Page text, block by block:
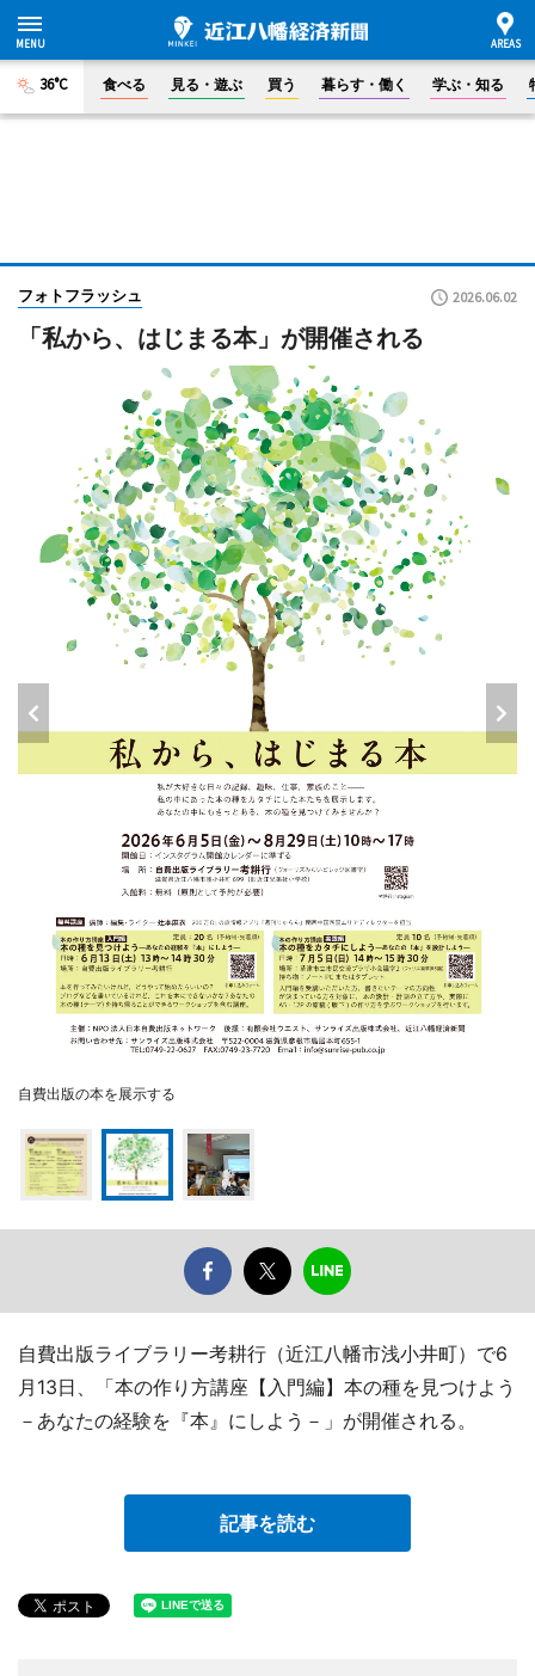
36°C 食べる 見る・遊ぶ 買う 暮らす・働く 学ぶ・知る
フォトフラッシュ 2026.06.02
「私から、はじまる本」が開催される
自費出版の本を展示する
自費出版ライブラリー考耕行（近江八幡市浅小井町）で6
月13日、「本の作り方講座【入門編】本の種を見つけよう
－あなたの経験を『本』にしよう－」が開催される。
記事を読む